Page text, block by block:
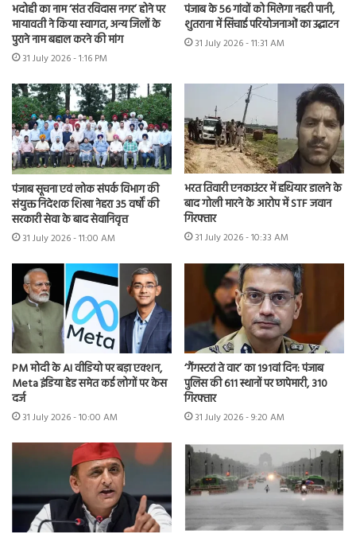
भदोही का नाम ‘संत रविदास नगर’ होने पर
मायावती ने किया स्वागत, अन्य जिलों के
पुराने नाम बहाल करने की मांग
31 July 2026 - 1:16 PM
पंजाब के 56 गांवों को मिलेगा नहरी पानी,
शुतराना में सिंचाई परियोजनाओं का उद्घाटन
31 July 2026 - 11:31 AM
पंजाब सूचना एवं लोक संपर्क विभाग की
संयुक्त निदेशक शिखा नेहरा 35 वर्षों की
सरकारी सेवा के बाद सेवानिवृत्त
31 July 2026 - 11:00 AM
भरत तिवारी एनकाउंटर में हथियार डालने के
बाद गोली मारने के आरोप में STF जवान
गिरफ्तार
31 July 2026 - 10:33 AM
PM मोदी के AI वीडियो पर बड़ा एक्शन,
Meta इंडिया हेड समेत कई लोगों पर केस
दर्ज
31 July 2026 - 10:00 AM
‘गैंगस्टरां ते वार’ का 191वां दिन: पंजाब
पुलिस की 611 स्थानों पर छापेमारी, 310
गिरफ्तार
31 July 2026 - 9:20 AM